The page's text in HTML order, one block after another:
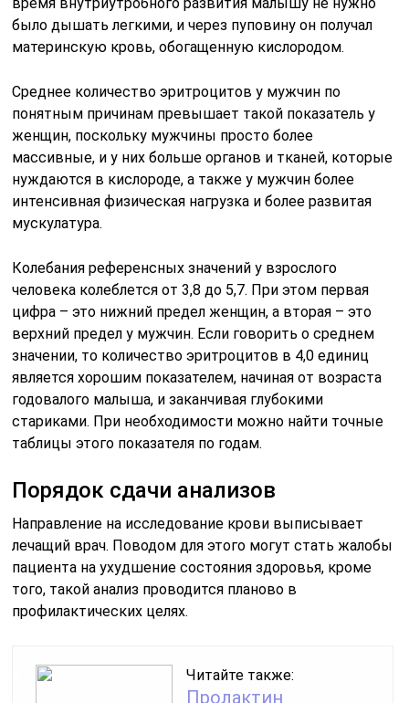
было дышать легкими, и через пуповину он получал
материнскую кровь, обогащенную кислородом.
Среднее количество эритроцитов у мужчин по
понятным причинам превышает такой показатель у
женщин, поскольку мужчины просто более
массивные, и у них больше органов и тканей, которые
нуждаются в кислороде, а также у мужчин более
интенсивная физическая нагрузка и более развитая
мускулатура.
Колебания референсных значений у взрослого
человека колеблется от 3,8 до 5,7. При этом первая
цифра – это нижний предел женщин, а вторая – это
верхний предел у мужчин. Если говорить о среднем
значении, то количество эритроцитов в 4,0 единиц
является хорошим показателем, начиная от возраста
годовалого малыша, и заканчивая глубокими
стариками. При необходимости можно найти точные
таблицы этого показателя по годам.
Порядок сдачи анализов
Направление на исследование крови выписывает
лечащий врач. Поводом для этого могут стать жалобы
пациента на ухудшение состояния здоровья, кроме
того, такой анализ проводится планово в
профилактических целях.
Читайте также:
Пролактин